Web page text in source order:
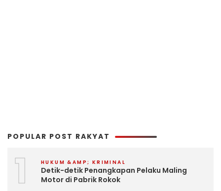
POPULAR POST RAKYAT
1 HUKUM &AMP; KRIMINAL
Detik-detik Penangkapan Pelaku Maling
Motor di Pabrik Rokok